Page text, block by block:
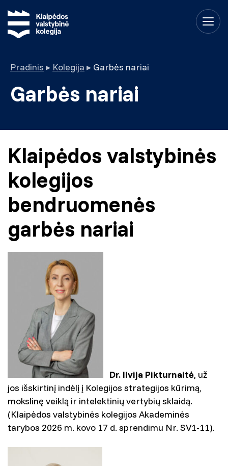
Pradinis ▸ Kolegija ▸ Garbės nariai
Garbės nariai
Klaipėdos valstybinės
kolegijos
bendruomenės
garbės nariai
Dr. Ilvija Pikturnaitė, už
jos išskirtinį indėlį į Kolegijos strategijos kūrimą,
mokslinę veiklą ir intelektinių vertybių sklaidą.
(Klaipėdos valstybinės kolegijos Akademinės
tarybos 2026 m. kovo 17 d. sprendimu Nr. SV1-11).